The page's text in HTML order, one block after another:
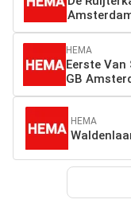
HEMA
Eerste
GB
HEMA